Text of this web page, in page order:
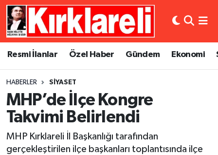
Resmi İlanlar Özel Haber Gündem Ekonomi
HABERLER SIYASET
MHP’de İlçe Kongre
Takvimi Belirlendi
MHP Kırklareli İl Başkanlığı tarafından
gerçekleştirilen ilçe başkanları toplantısında ilçe
Resmi İlanlar
Gündem
Ekonomi
Siyaset
Asayiş
Dünya
Eğitim
Kültür Sanat
Künye
Gizlilik Sözleşmesi
Merkez Nöbetçi Eczaneler
Merkez Trafik Yoğunluk Haritası
Süper Lig Puan Durumu ve Fikstür
Tüm Manşetler